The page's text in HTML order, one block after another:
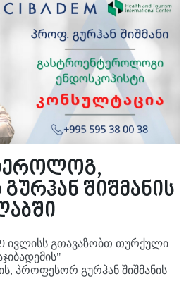
შიშმანის
ივლისს გთავაზობთ თურქული
პროფესორ გურჰან შიშმანის